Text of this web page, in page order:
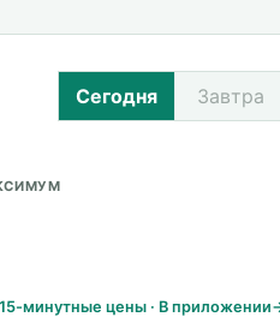
Сегодня Завтра
15-минутные цены · В приложении